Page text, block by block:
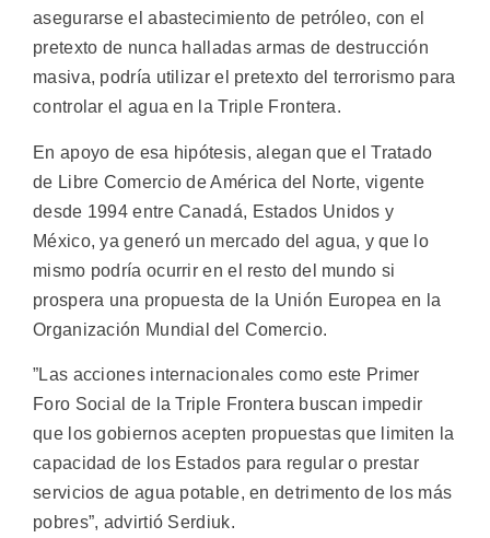
asegurarse el abastecimiento de petróleo, con el
pretexto de nunca halladas armas de destrucción
masiva, podría utilizar el pretexto del terrorismo para
controlar el agua en la Triple Frontera.
En apoyo de esa hipótesis, alegan que el Tratado
de Libre Comercio de América del Norte, vigente
desde 1994 entre Canadá, Estados Unidos y
México, ya generó un mercado del agua, y que lo
mismo podría ocurrir en el resto del mundo si
prospera una propuesta de la Unión Europea en la
Organización Mundial del Comercio.
”Las acciones internacionales como este Primer
Foro Social de la Triple Frontera buscan impedir
que los gobiernos acepten propuestas que limiten la
capacidad de los Estados para regular o prestar
servicios de agua potable, en detrimento de los más
pobres”, advirtió Serdiuk.